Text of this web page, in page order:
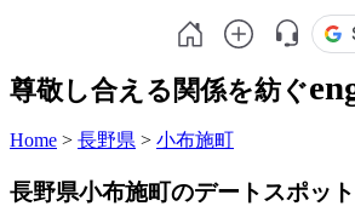
尊敬し合える関係を紡ぐ
Home > 長野県 > 小布施町
長野県小布施町のデートスポット